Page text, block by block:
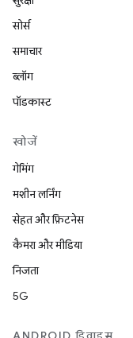
सोर्स
समाचार
ब्लॉग
पॉडकास्ट
खोजें
गेमिंग
मशीन लर्निंग
सेहत और फ़िटनेस
कैमरा और मीडिया
निजता
5G